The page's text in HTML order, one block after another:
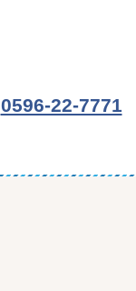
0596-22-7771